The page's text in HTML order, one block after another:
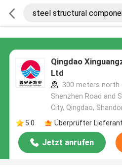
Qingdao
Ltd
300 meters
Shenzhen Road and
City, Qingdao,
5.0
Überprüfter Lieferant
Jetzt anrufen